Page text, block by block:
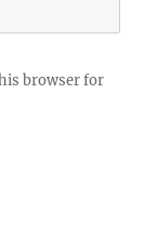
browser for